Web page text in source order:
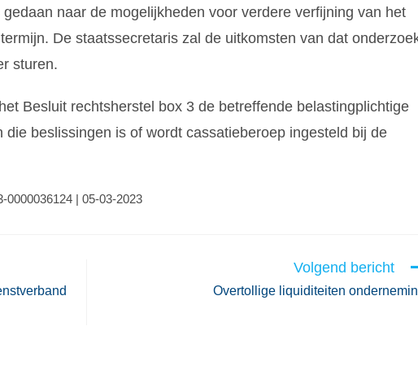
naar de mogelijkheden voor verdere verfijning van het
De staatssecretaris zal de uitkomsten van dat
sturen.
Besluit rechtsherstel box 3 de betreffende belastingplichtige
beslissingen is of wordt cassatieberoep ingesteld bij de
0000036124 | 05-03-2023
Volgend bericht
Overtollige liquiditeiten